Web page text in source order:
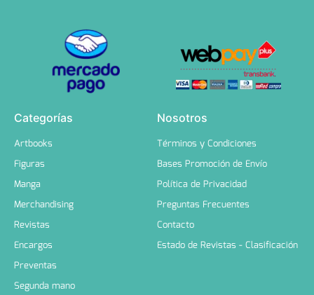
Categorías
Artbooks
Figuras
Manga
Merchandising
Revistas
Encargos
Preventas
Segunda mano
Nosotros
Términos y Condiciones
Bases Promoción de Envío
Política de Privacidad
Preguntas Frecuentes
Contacto
Estado de Revistas - Clasificación